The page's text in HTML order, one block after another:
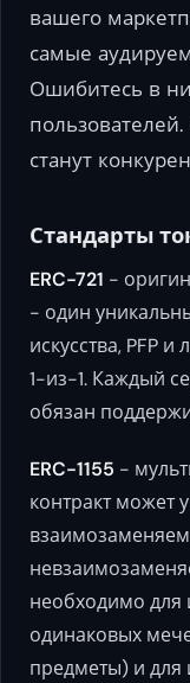
вашего
самые
Ошибитесь в
станут
Стандарты
ERC-721 -
- один
искусства, PFP
1-из-1. Каждый
обязан
ERC-1155 -
контракт может
необходимо для
одинаковых
предметы) и для